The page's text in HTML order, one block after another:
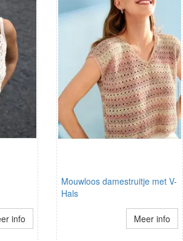
info
Mouwloos damestruitje met V-
Hals
Meer info